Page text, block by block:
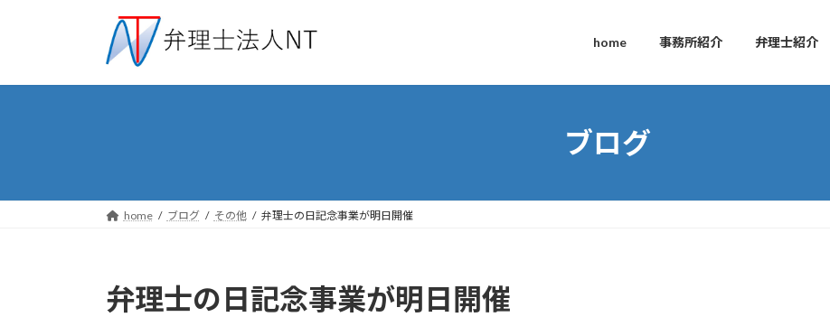
プ
動
home 事務所紹介 弁理士紹介
ブログ
home ブログ その他 弁理士の日記念事業が明日開催
弁理士の日記念事業が明日開催